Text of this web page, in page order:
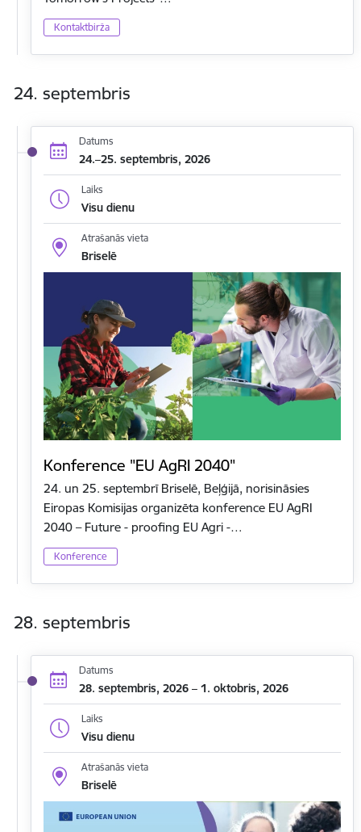
Kontaktbirža
24. septembris
Datums
24.–25. septembris, 2026
Laiks
Visu dienu
Atrašanās vieta
Briselē
Konference "EU AgRI 2040"
24. un 25. septembrī Briselē, Beļģijā, norisināsies
Eiropas Komisijas organizēta konference EU AgRI
2040 – Future - proofing EU Agri -…
Konference
28. septembris
Datums
28. septembris, 2026 – 1. oktobris, 2026
Laiks
Visu dienu
Atrašanās vieta
Briselē